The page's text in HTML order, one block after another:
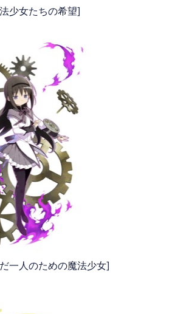
少女たちの希望]
一人のための魔法少女]